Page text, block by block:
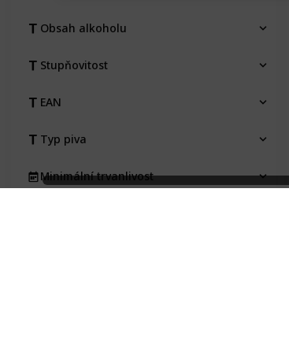
Obsah alkoholu
Stupňovitost
EAN
Typ piva
Minimální trvanlivost